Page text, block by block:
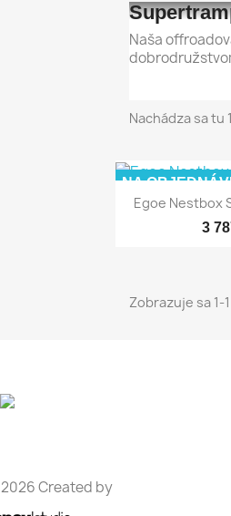
Naša
Nachádza sa tu
Egoe Nestbox
3
NA
DOPYTOVAŤ
Zobrazuje sa 1-
Created by